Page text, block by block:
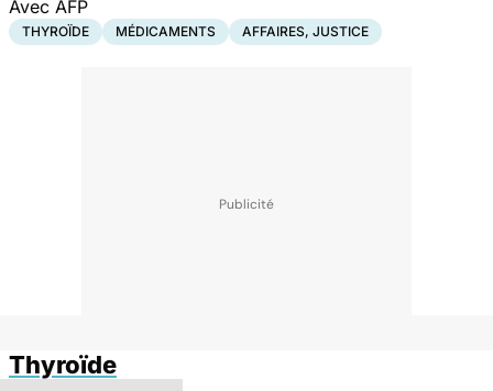
Avec AFP
THYROÏDE MÉDICAMENTS AFFAIRES, JUSTICE
Thyroïde